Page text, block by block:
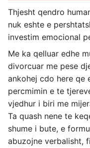
Thjesht qendro
nuk eshte e
investim emocional
Me ka qelluar edhe
divorcuar me pese
ankohej cdo here qe
percmimin e te
vjedhur i biri me
Ta quash nene te
shume i bute, e
abuzojne verbalisht,